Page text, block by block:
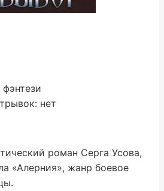
нет
роман Серга Усова,
«Алерния», жанр боевое